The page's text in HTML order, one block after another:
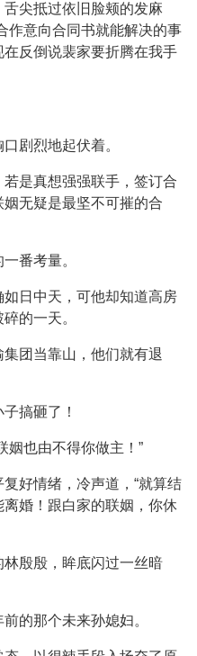
尖抵过依旧脸颊的发麻
作意向合同书就能解决的事
反倒说裴家要折腾在我手
剧烈地起伏着。
是真想强强联手，签订合
无疑是最坚不可摧的合
番考量。
日中天，可他却知道高房
的一天。
团当靠山，他们就有退
搞砸了！
姻也由不得你做主！”
好情绪，冷声道，“就算结
婚！跟白家的联姻，你休
殷殷，眸底闪过一丝暗
的那个未来孙媳妇。